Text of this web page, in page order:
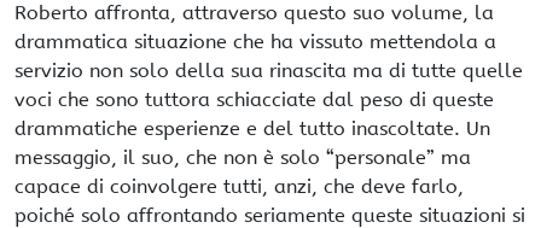
Roberto affronta, attraverso questo suo volume, la
drammatica situazione che ha vissuto mettendola a
servizio non solo della sua rinascita ma di tutte quelle
voci che sono tuttora schiacciate dal peso di queste
drammatiche esperienze e del tutto inascoltate. Un
messaggio, il suo, che non è solo “personale” ma
capace di coinvolgere tutti, anzi, che deve farlo,
poiché solo affrontando seriamente queste situazioni si